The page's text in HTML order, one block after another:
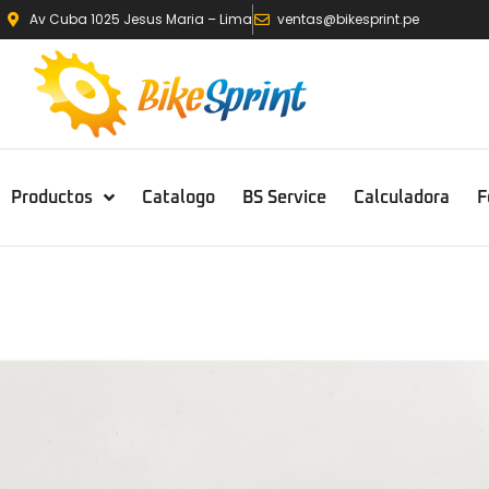
Av Cuba 1025 Jesus Maria – Lima ventas@bikesprint.pe
Productos Catalogo BS Service Calculadora